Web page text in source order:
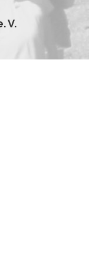
V.